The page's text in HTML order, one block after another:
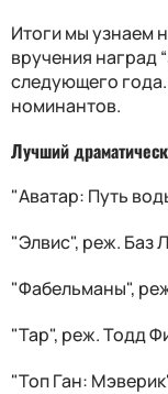
Итоги мы узнаем
вручения наград
следующего
номинантов.
Лучший
"Аватар: Путь
"Элвис", реж. Баз
"Фабельманы",
"Тар", реж. Тодд
"Топ Ган: